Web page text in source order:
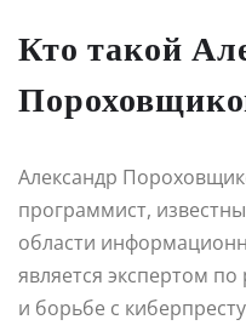
Кто такой
Александр
программист,
области
является экспертом
и борьбе с